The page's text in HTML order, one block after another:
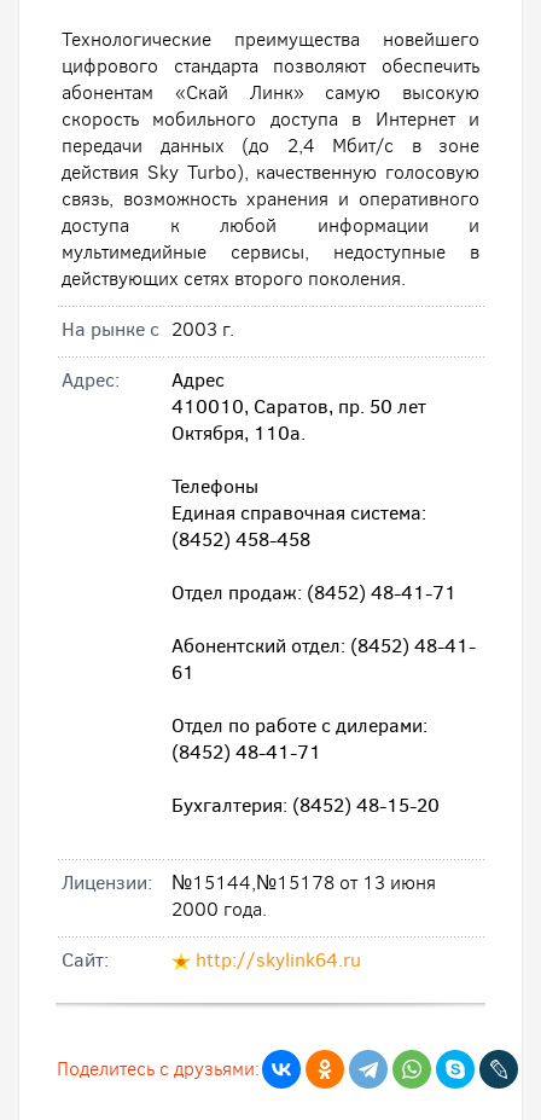
Технологические преимущества новейшего
цифрового стандарта позволяют обеспечить
абонентам «Скай Линк» самую высокую
скорость мобильного доступа в Интернет и
передачи данных (до 2,4 Мбит/с в зоне
действия Sky Turbo), качественную голосовую
связь, возможность хранения и оперативного
доступа к любой информации и
мультимедийные сервисы, недоступные в
действующих сетях второго поколения.
На рынке с 2003 г.
Адрес:
Адрес
410010, Саратов, пр. 50 лет
Октября, 110а.
Телефоны
Единая справочная система:
(8452) 458-458
Отдел продаж: (8452) 48-41-71
Абонентский отдел: (8452) 48-41-
61
Отдел по работе с дилерами:
(8452) 48-41-71
Бухгалтерия: (8452) 48-15-20
Лицензии:
№15144,№15178 от 13 июня
2000 года.
Cайт:
http://skylink64.ru
Поделитесь с друзьями: